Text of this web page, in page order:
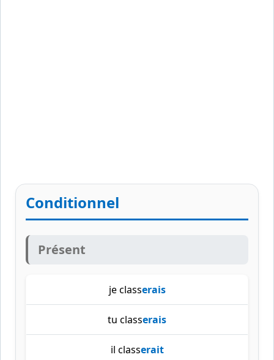
Conditionnel
Présent
je classerais
tu classerais
il classerait